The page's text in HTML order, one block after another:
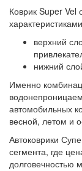
Коврик Super
верхний
нижний
Именно
автомобильных
весной, летом и
Автоковрики
сегмента, где
долговечностью